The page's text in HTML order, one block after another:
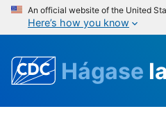
An official website of the United
Here’s how you know
Hágase la